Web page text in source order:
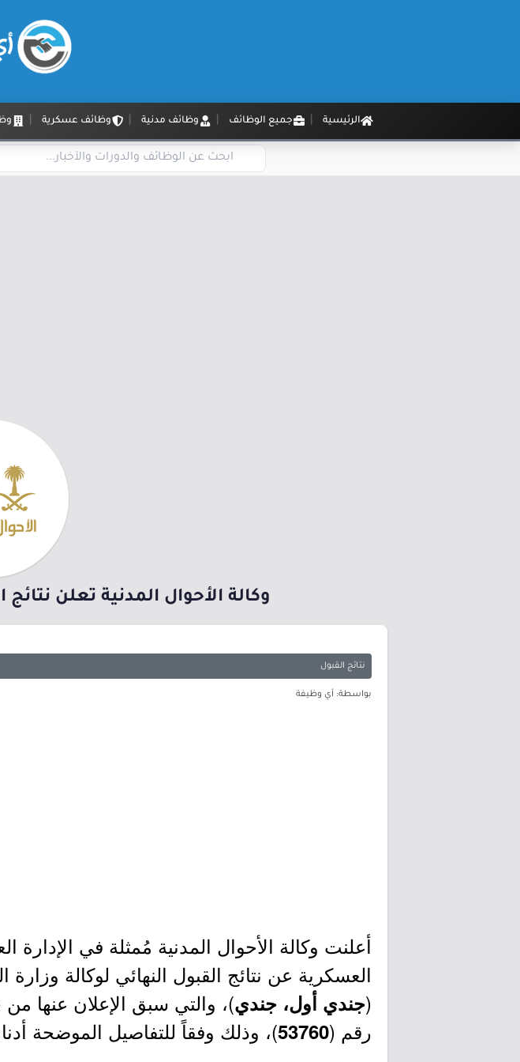
الرئيسية جميع الوظائف وظائف مدنية وظائف عسكرية
وكالة الأحوال المدنية تعلن
نتائج القبول
بواسطة: أي وظيفة
أعلنت وكالة الأحوال المدنية مُمثلة في الإدارة
العسكرية عن نتائج القبول النهائي لوكالة وزارة
(جندي أول، جندي)، والتي سبق الإعلان عنها
رقم (53760)، وذلك وفقاً للتفاصيل الموضحة